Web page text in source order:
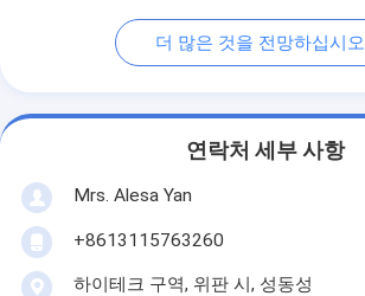
더 많은 것을 전망하십시오
연락처 세부 사항
Mrs. Alesa Yan
+8613115763260
하이테크 구역, 위판 시, 성동성